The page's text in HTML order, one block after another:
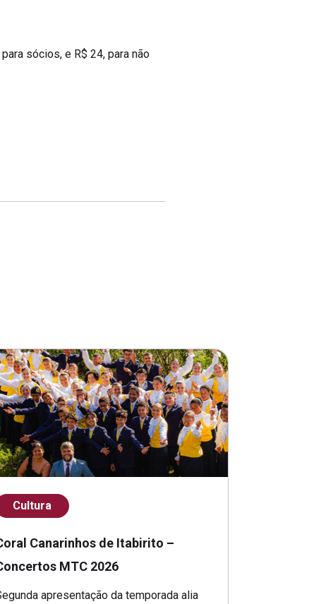
sócios, e R$ 24, para não
Cultura
Canarinhos de Itabirito –
MTC 2026
apresentação da temporada alia